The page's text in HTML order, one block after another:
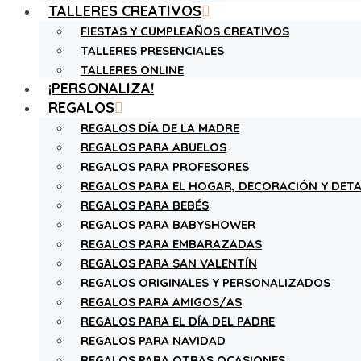
TALLERES CREATIVOS
FIESTAS Y CUMPLEAÑOS CREATIVOS
TALLERES PRESENCIALES
TALLERES ONLINE
¡PERSONALIZA!
REGALOS
REGALOS DÍA DE LA MADRE
REGALOS PARA ABUELOS
REGALOS PARA PROFESORES
REGALOS PARA EL HOGAR, DECORACIÓN Y
REGALOS PARA BEBÉS
REGALOS PARA BABYSHOWER
REGALOS PARA EMBARAZADAS
REGALOS PARA SAN VALENTÍN
REGALOS ORIGINALES Y PERSONALIZADOS
REGALOS PARA AMIGOS/AS
REGALOS PARA EL DÍA DEL PADRE
REGALOS PARA NAVIDAD